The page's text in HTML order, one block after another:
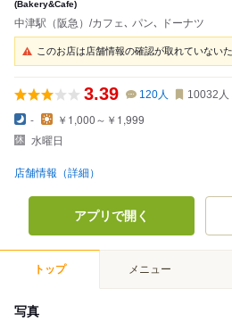
(Bakery&Cafe)
中津駅（阪急）/カフェ､ パン､ ドーナツ
このお店は店舗情報の確認が取れていない
3.39 120人 10032 人
-
￥1,000～￥1,999
水曜日
店舗情報（詳細）
アプリで開く
トップ メニュー
写真